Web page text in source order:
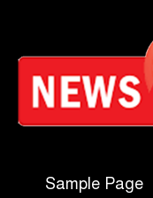
Sample Page